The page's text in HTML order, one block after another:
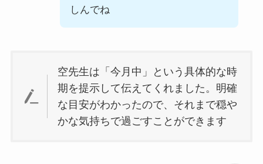
しんでね
空先生は「今月中」という具体的な時
期を提示して伝えてくれました。明確
な目安がわかったので、それまで穏や
かな気持ちで過ごすことができます